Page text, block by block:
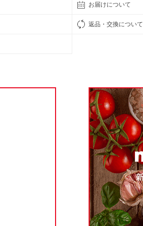
お届けについて
返品・交換について